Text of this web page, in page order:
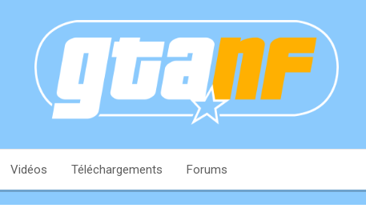
Vidéos Téléchargements Forums